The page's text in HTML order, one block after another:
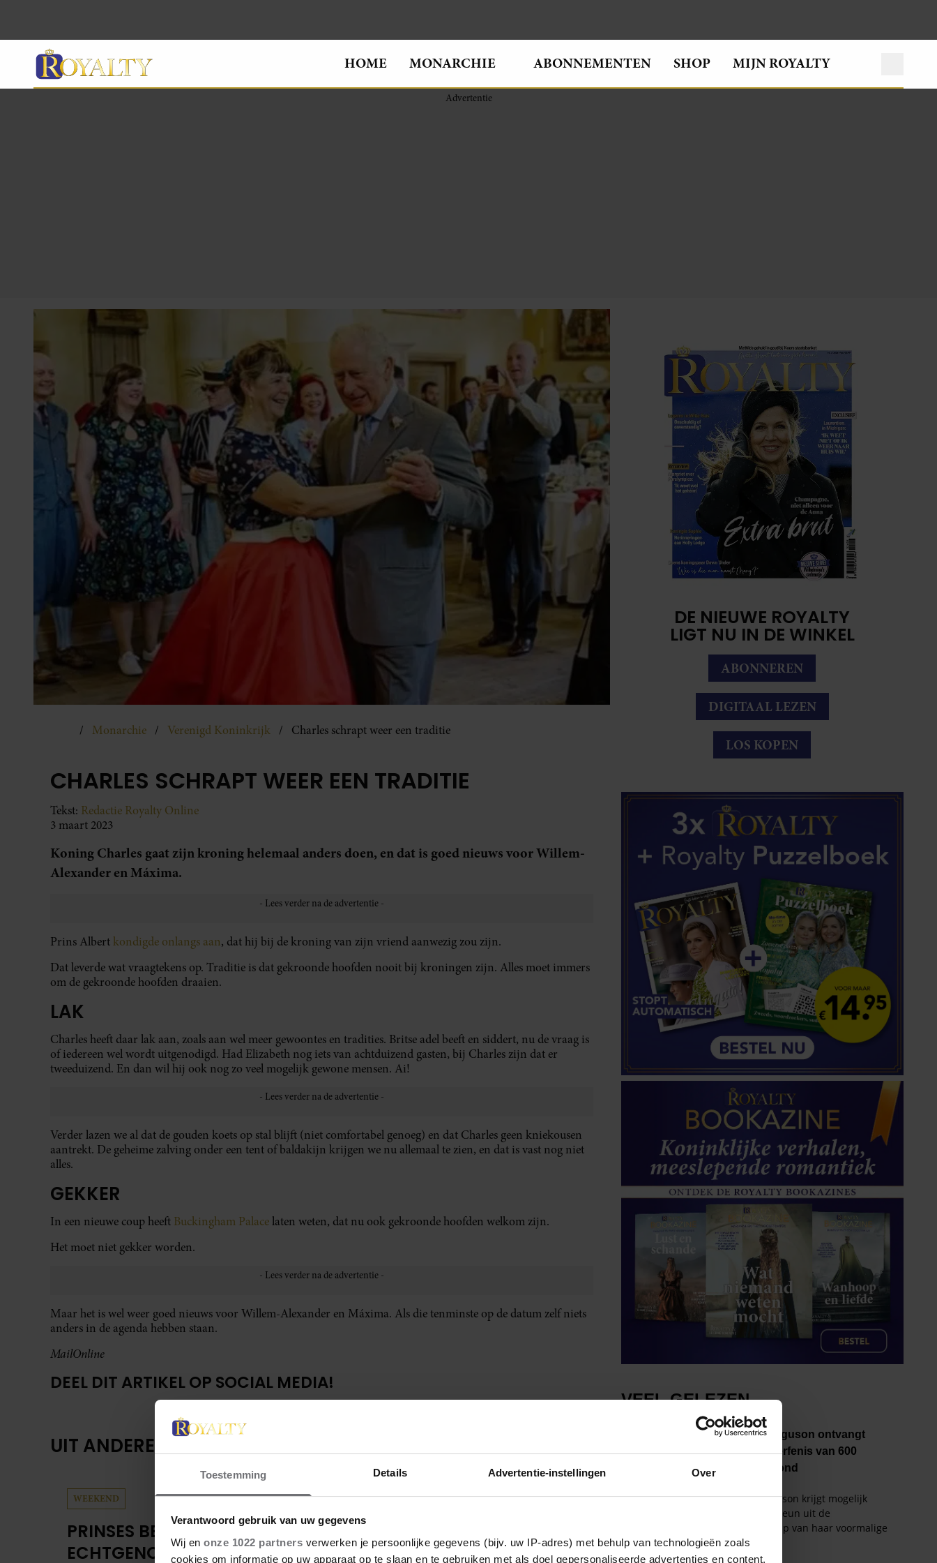
Toestemming Details Advertentie-instellingen Over
Verantwoord gebruik van uw gegevens
Wij en onze 1022 partners verwerken je persoonlijke gegevens (bijv. uw IP-adres) met behulp van technologieën zoals
cookies om informatie op uw apparaat op te slaan en te gebruiken met als doel gepersonaliseerde advertenties en content,
HOME MONARCHIE ABONNEMENTEN SHOP MIJN ROYALTY
Monarchie Verenigd Koninkrijk Charles schrapt weer een traditie
CHARLES SCHRAPT WEER EEN TRADITIE
Tekst: Redactie Royalty Online
3 maart 2023
Koning Charles gaat zijn kroning helemaal anders doen, en dat is goed nieuws voor Willem-
Alexander en Máxima.
Prins Albert kondigde onlangs aan, dat hij bij de kroning van zijn vriend aanwezig zou zijn.
Dat leverde wat vraagtekens op. Traditie is dat gekroonde hoofden nooit bij kroningen zijn. Alles moet immers
om de gekroonde hoofden draaien.
LAK
Charles heeft daar lak aan, zoals aan wel meer gewoontes en tradities. Britse adel beeft en siddert, nu de vraag is
of iedereen wel wordt uitgenodigd. Had Elizabeth nog iets van achtduizend gasten, bij Charles zijn dat er
tweeduizend. En dan wil hij ook nog zo veel mogelijk gewone mensen. Ai!
Verder lazen we al dat de gouden koets op stal blijft (niet comfortabel genoeg) en dat Charles geen kniekousen
aantrekt. De geheime zalving onder een tent of baldakijn krijgen we nu allemaal te zien, en dat is vast nog niet
alles.
GEKKER
In een nieuwe coup heeft Buckingham Palacelaten weten, dat nu ook gekroonde hoofden welkom zijn.
Het moet niet gekker worden.
Maar het is wel weer goed nieuws voor Willem-Alexander en Máxima. Als die tenminste op de datum zelf niets
anders in de agenda hebben staan.
MailOnline
DEEL DIT ARTIKEL OP SOCIAL MEDIA!
UIT ANDERE MEDIA
WEEKEND
PRINSES BEATRICE’S
ECHTGENOOT EDOARDO
DE NIEUWE ROYALTY
LIGT NU IN DE WINKEL
ABONNEREN
DIGITAAL LEZEN
LOS KOPEN